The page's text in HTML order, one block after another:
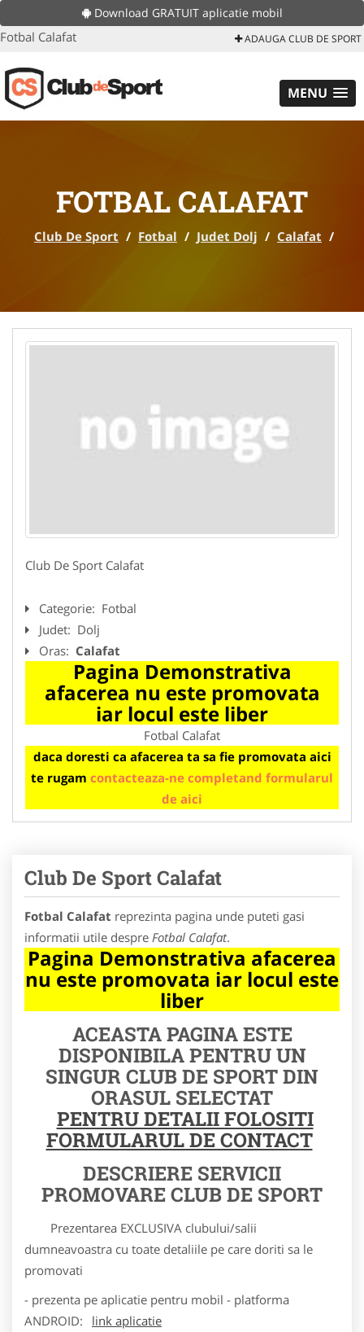
Download GRATUIT aplicatie mobil
Fotbal Calafat ADAUGA CLUB DE SPORT
MENU
FOTBAL CALAFAT
Club De Sport / Fotbal / Judet Dolj / Calafat /
Club De Sport Calafat
Categorie: Fotbal
Judet: Dolj
Oras: Calafat
Pagina Demonstrativa
afacerea nu este promovata
iar locul este liber
Fotbal Calafat
daca doresti ca afacerea ta sa fie promovata aici
te rugam contacteaza-ne completand formularul
de aici
Club De Sport Calafat
Fotbal Calafat reprezinta pagina unde puteti gasi
informatii utile despre Fotbal Calafat.
Pagina Demonstrativa afacerea
nu este promovata iar locul este
liber
ACEASTA PAGINA ESTE
DISPONIBILA PENTRU UN
SINGUR CLUB DE SPORT DIN
ORASUL SELECTAT
PENTRU DETALII FOLOSITI
FORMULARUL DE CONTACT
DESCRIERE SERVICII
PROMOVARE CLUB DE SPORT
Prezentarea EXCLUSIVA clubului/salii
dumneavoastra cu toate detaliile pe care doriti sa le
promovati
- prezenta pe aplicatie pentru mobil - platforma
ANDROID:
link aplicatie